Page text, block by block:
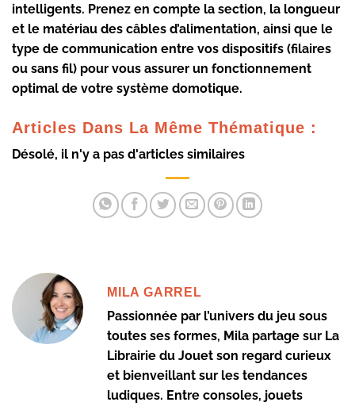
intelligents. Prenez en compte la section, la longueur
et le matériau des câbles d’alimentation, ainsi que le
type de communication entre vos dispositifs (filaires
ou sans fil) pour vous assurer un fonctionnement
optimal de votre système domotique.
Articles Dans La Même Thématique :
Désolé, il n'y a pas d'articles similaires
MILA GARREL
Passionnée par l’univers du jeu sous
toutes ses formes, Mila partage sur La
Librairie du Jouet son regard curieux
et bienveillant sur les tendances
ludiques. Entre consoles, jouets